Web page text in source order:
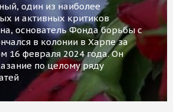
один из наиболее
и активных критиков
основатель Фонда борьбы с
в колонии в Харпе за
16 февраля 2024 года. Он
по целому ряду